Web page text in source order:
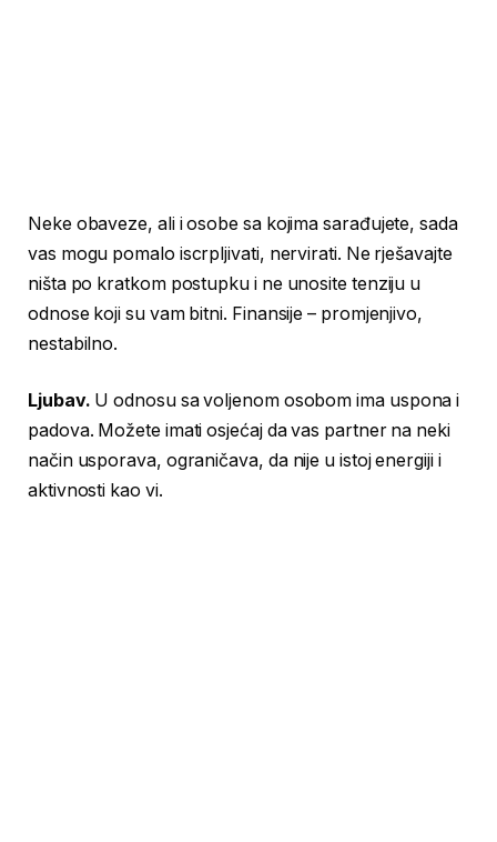
Neke obaveze, ali i osobe sa kojima sarađujete, sada
vas mogu pomalo iscrpljivati, nervirati. Ne rješavajte
ništa po kratkom postupku i ne unosite tenziju u
odnose koji su vam bitni. Finansije – promjenjivo,
nestabilno.
Ljubav. U odnosu sa voljenom osobom ima uspona i
padova. Možete imati osjećaj da vas partner na neki
način usporava, ograničava, da nije u istoj energiji i
aktivnosti kao vi.